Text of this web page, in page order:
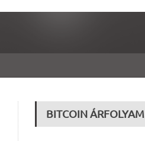
BITCOIN ÁRFOLYAM